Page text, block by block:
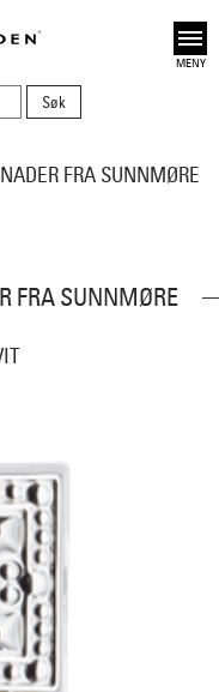
Open
FRA SUNNMØRE
FRA SUNNMØRE